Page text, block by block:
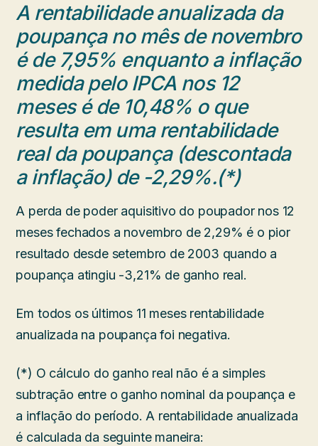
A rentabilidade anualizada da
poupança no mês de novembro
é de 7,95% enquanto a inflação
medida pelo IPCA nos 12
meses é de 10,48% o que
resulta em uma rentabilidade
real da poupança (descontada
a inflação) de -2,29%.(*)
A perda de poder aquisitivo do poupador nos 12
meses fechados a novembro de 2,29% é o pior
resultado desde setembro de 2003 quando a
poupança atingiu -3,21% de ganho real.
Em todos os últimos 11 meses rentabilidade
anualizada na poupança foi negativa.
(*) O cálculo do ganho real não é a simples
subtração entre o ganho nominal da poupança e
a inflação do período. A rentabilidade anualizada
é calculada da seguinte maneira: